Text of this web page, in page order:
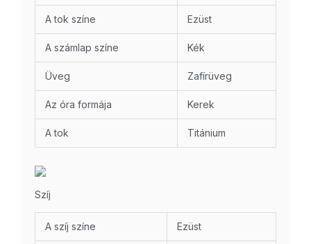
A tok színe Ezüst
A számlap színe Kék
Üveg Zafírüveg
Az óra formája Kerek
A tok Titánium
Szíj
A szíj színe Ezüst